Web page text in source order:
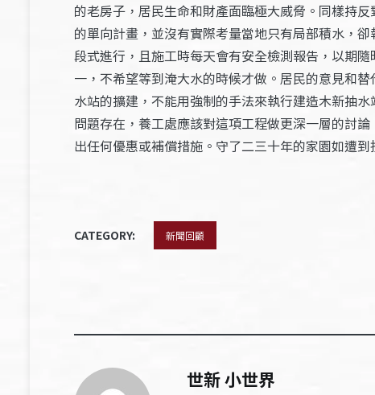
的老房子，居民生命和財產面臨極大威脅。同樣持
的單向計畫，並沒有實際考量當地只有局部積水，
段式進行，且施工時每天會有安全檢測報告，以期
一，不希望等到淹大水的時候才做。居民的意見和
水站的擴建，不能用強制的手法來執行建造木新抽
問題存在，養工處應該對這項工程做更深一層的討
出任何優惠或補償措施。守了二三十年的家園如遭
CATEGORY: 新聞回顧
世新 小世界